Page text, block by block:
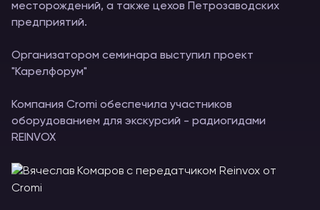
месторождений, а также цехов Петрозаводских
предприятий.
Организатором семинара выступил проект
"Карелфорум"
Компания Cromi обеспечила участников
оборудованием для экскурсий - радиогидами
REINVOX